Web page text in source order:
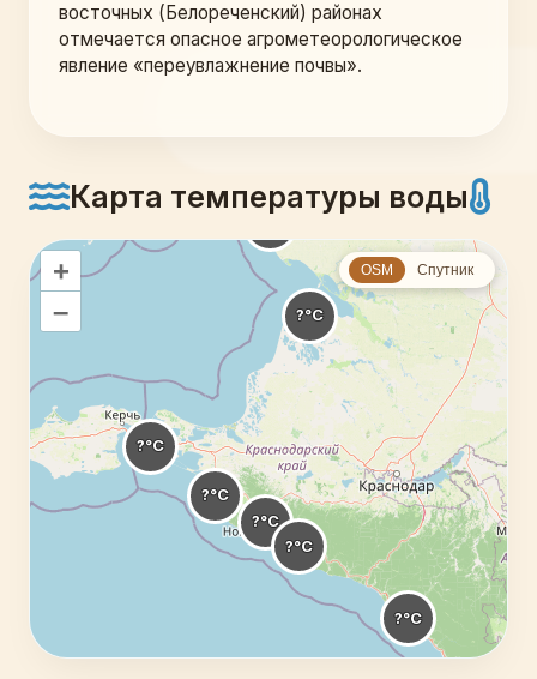
восточных (Белореченский) районах
отмечается опасное агрометеорологическое
явление «переувлажнение почвы».
Карта температуры воды
OSM Спутник
+
–